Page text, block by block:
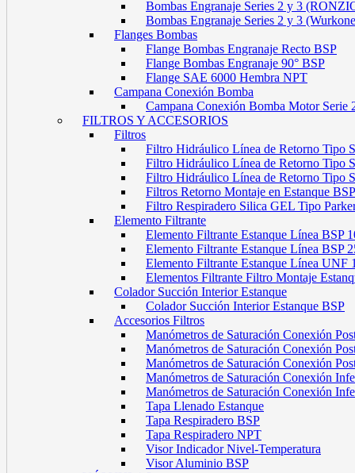
Bombas Engranaje Series 2 y 3
Bombas Engranaje Series 2 y 3
Flanges Bombas
Flange Bombas Engranaje Recto BSP
Flange Bombas Engranaje 90° BSP
Flange SAE 6000 Hembra NPT
Campana Conexión Bomba
Campana Conexión Bomba Motor Serie
FILTROS Y ACCESORIOS
Filtros
Filtro Hidráulico Línea de Retorno Tipo
Filtro Hidráulico Línea de Retorno Tipo
Filtro Hidráulico Línea de Retorno Tipo
Filtros Retorno Montaje en Estanque BSP
Filtro Respiradero Silica GEL Tipo
Elemento Filtrante
Elemento Filtrante Estanque Línea BSP
Elemento Filtrante Estanque Línea BSP
Elemento Filtrante Estanque Línea UNF
Elementos Filtrante Filtro Montaje
Colador Succión Interior Estanque
Colador Succión Interior Estanque BSP
Accesorios Filtros
Manómetros de Saturación Conexión
Manómetros de Saturación Conexión
Manómetros de Saturación Conexión
Manómetros de Saturación Conexión
Manómetros de Saturación Conexión
Tapa Llenado Estanque
Tapa Respiradero BSP
Tapa Respiradero NPT
Visor Indicador Nivel-Temperatura
Visor Aluminio BSP